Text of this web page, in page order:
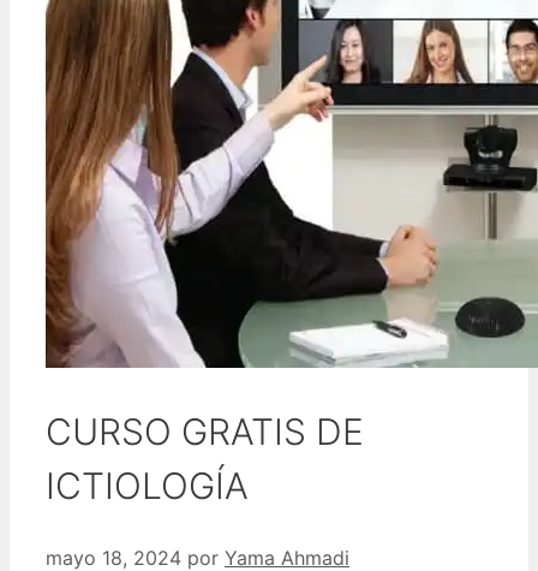
CURSO GRATIS DE
ICTIOLOGÍA
mayo 18, 2024 por Yama Ahmadi